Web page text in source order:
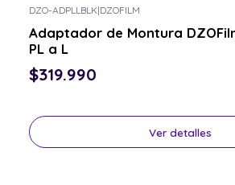
DZO-ADPLLBLK|DZOFILM
Adaptador de Montura
PL a L
$319.990
Ver detalles